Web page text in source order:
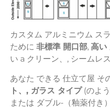
カスタム アルミニウム ス
ために 非標準 開口部, 高い
い a クリーン、, シームレス
あなた できる 仕立て屋 そ
ト、, ガラス タイプ(のよ
または ダブル- （釉薬付き